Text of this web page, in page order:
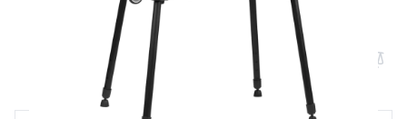
reproduktormi čierny
B2B cena Maloobchodní cena